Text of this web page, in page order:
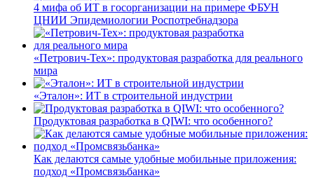
4 мифа об ИТ в госорганизации на примере ФБУН
ЦНИИ Эпидемиологии Роспотребнадзора
«Петрович-Тех»: продуктовая разработка для реального
мира
«Эталон»: ИТ в строительной индустрии
Продуктовая разработка в QIWI: что особенного?
Как делаются самые удобные мобильные приложения:
подход «Промсвязьбанка»